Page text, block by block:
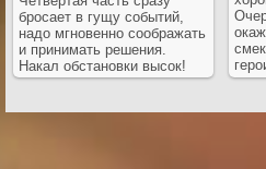
бросает в гущу событий,
надо мгновенно соображать
и принимать решения.
Накал обстановки высок!